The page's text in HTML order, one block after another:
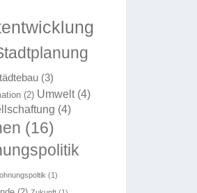
(3)
(2) Umwelt(4)
(4)
(16)
(1)